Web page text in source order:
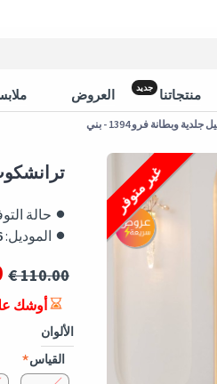
منتجاتنا جديد العروض
وبطانة فرو 1394 - بني
غير متوفر ترانشكوت
حالة
الموديل:
110.00 €
الألوان
القياس
أوشك